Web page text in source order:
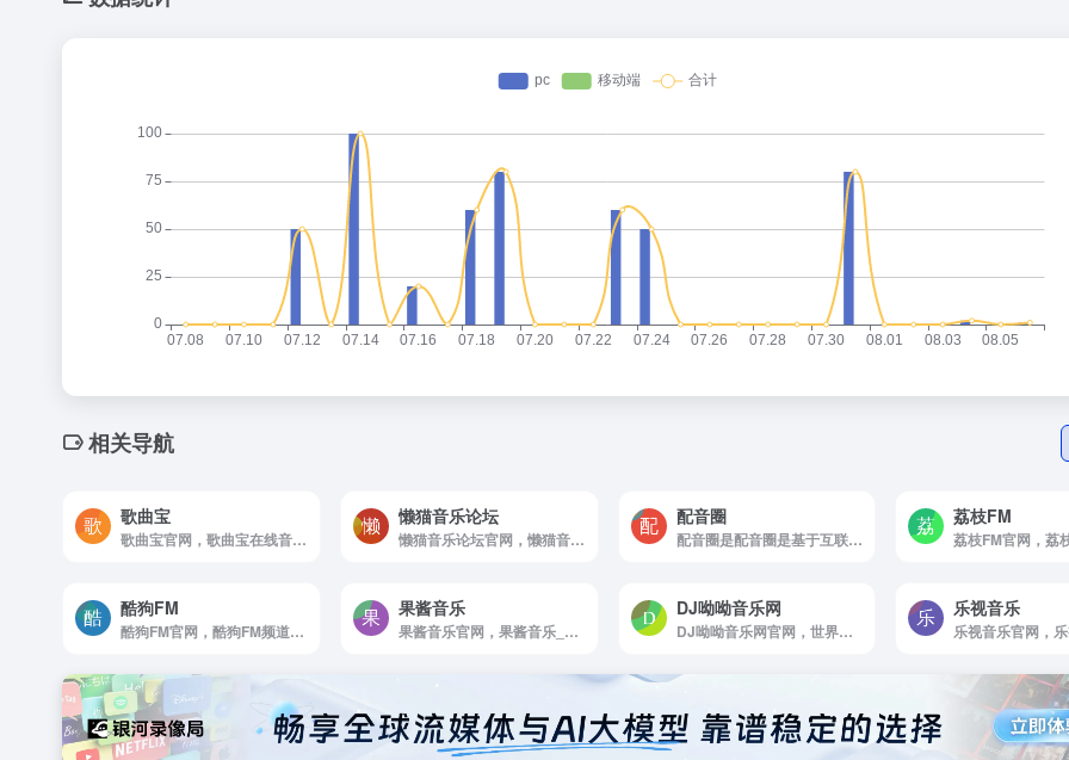
相关导航
歌曲宝
歌曲宝官网，歌曲宝在线音乐搜索，可以在线免费下载全网MP3付费歌曲，流行音乐，经典老歌等。曲库完整，更新迅速，试听流畅，支持高品质|无损音质
懒猫音乐论坛
懒猫音乐论坛官网，懒猫音乐论坛提供全网最新最全无损音乐下载，涵盖CD包音乐论坛，完美汽车音乐论坛，思清，吾爱，醉音，麦田，炫音音乐论坛等所有VIP音乐资源下载论坛！
配音圈
配音圈是配音圈是基于互联网配音服务为用户和配音员一对一在线交易配音服务的新型兼职平台，加盟专业配音员10000+，能完成各种类型的配音服务。在线网络配音就上配音圈，没有中间商，让配...
荔枝FM
酷狗FM
酷狗FM官网，酷狗FM频道，数十个音乐FM为你精心打造，带你邂逅喜爱的音乐，享受随意听音乐的精彩。
果酱音乐
果酱音乐官网，果酱音乐_引领音乐娱乐新风向
DJ呦呦音乐网
DJ呦呦音乐网官网，世界DJ舞曲汇聚，每天更新快人一步，专业DJ团队精心制作好听的串烧，打造车载DJ舞曲，为DJ工作者收录国外DJ舞曲，提供高音质在线试听及MP3免费下载，全方位满足DJ工作者及音乐爱好者的需求
乐视音乐